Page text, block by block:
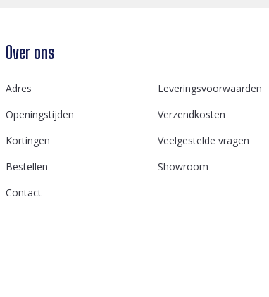
Over ons
Adres
Leveringsvoorwaarden
Openingstijden
Verzendkosten
Kortingen
Veelgestelde vragen
Bestellen
Showroom
Contact